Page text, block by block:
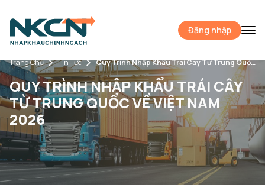
Đăng nhập
Trang Chủ Tin Tức Quy Trình Nhập Khẩu Trái Cây Từ Trung Quốc Về Việt Nam 2026
QUY TRÌNH NHẬP KHẨU TRÁI CÂY
TỪ TRUNG QUỐC VỀ VIỆT NAM
2026